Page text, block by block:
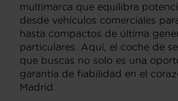
multimarca que equilibra
desde vehículos comerciales
hasta compactos de última
particulares. Aquí, el coche de
que buscas no solo es una
garantía de fiabilidad en el
Madrid.